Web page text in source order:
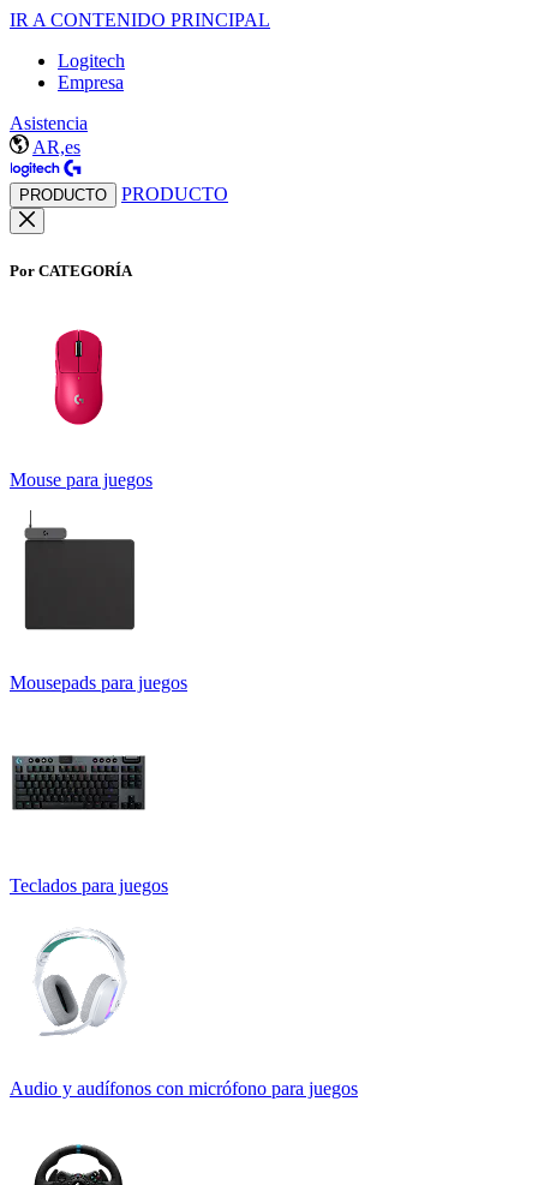
IR A CONTENIDO PRINCIPAL
Logitech
Empresa
Asistencia
AR,es
PRODUCTO PRODUCTO
Por CATEGORÍA
Mouse para juegos
Mousepads para juegos
Teclados para juegos
Audio y audífonos con micrófono para juegos